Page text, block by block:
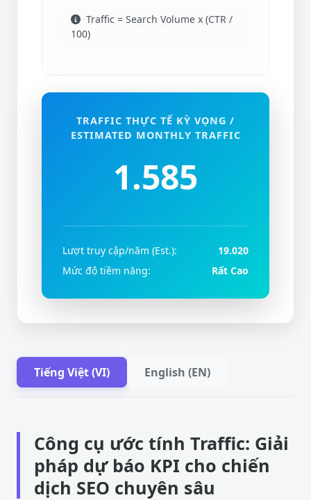
Traffic = Search Volume x (CTR /
100)
TRAFFIC THỰC TẾ KỲ VỌNG /
ESTIMATED MONTHLY TRAFFIC
1.585
Lượt truy cập/năm (Est.):
19.020
Mức độ tiềm năng:
Rất Cao
Tiếng Việt (VI) English (EN)
Công cụ ước tính Traffic: Giải
pháp dự báo KPI cho chiến
dịch SEO chuyên sâu